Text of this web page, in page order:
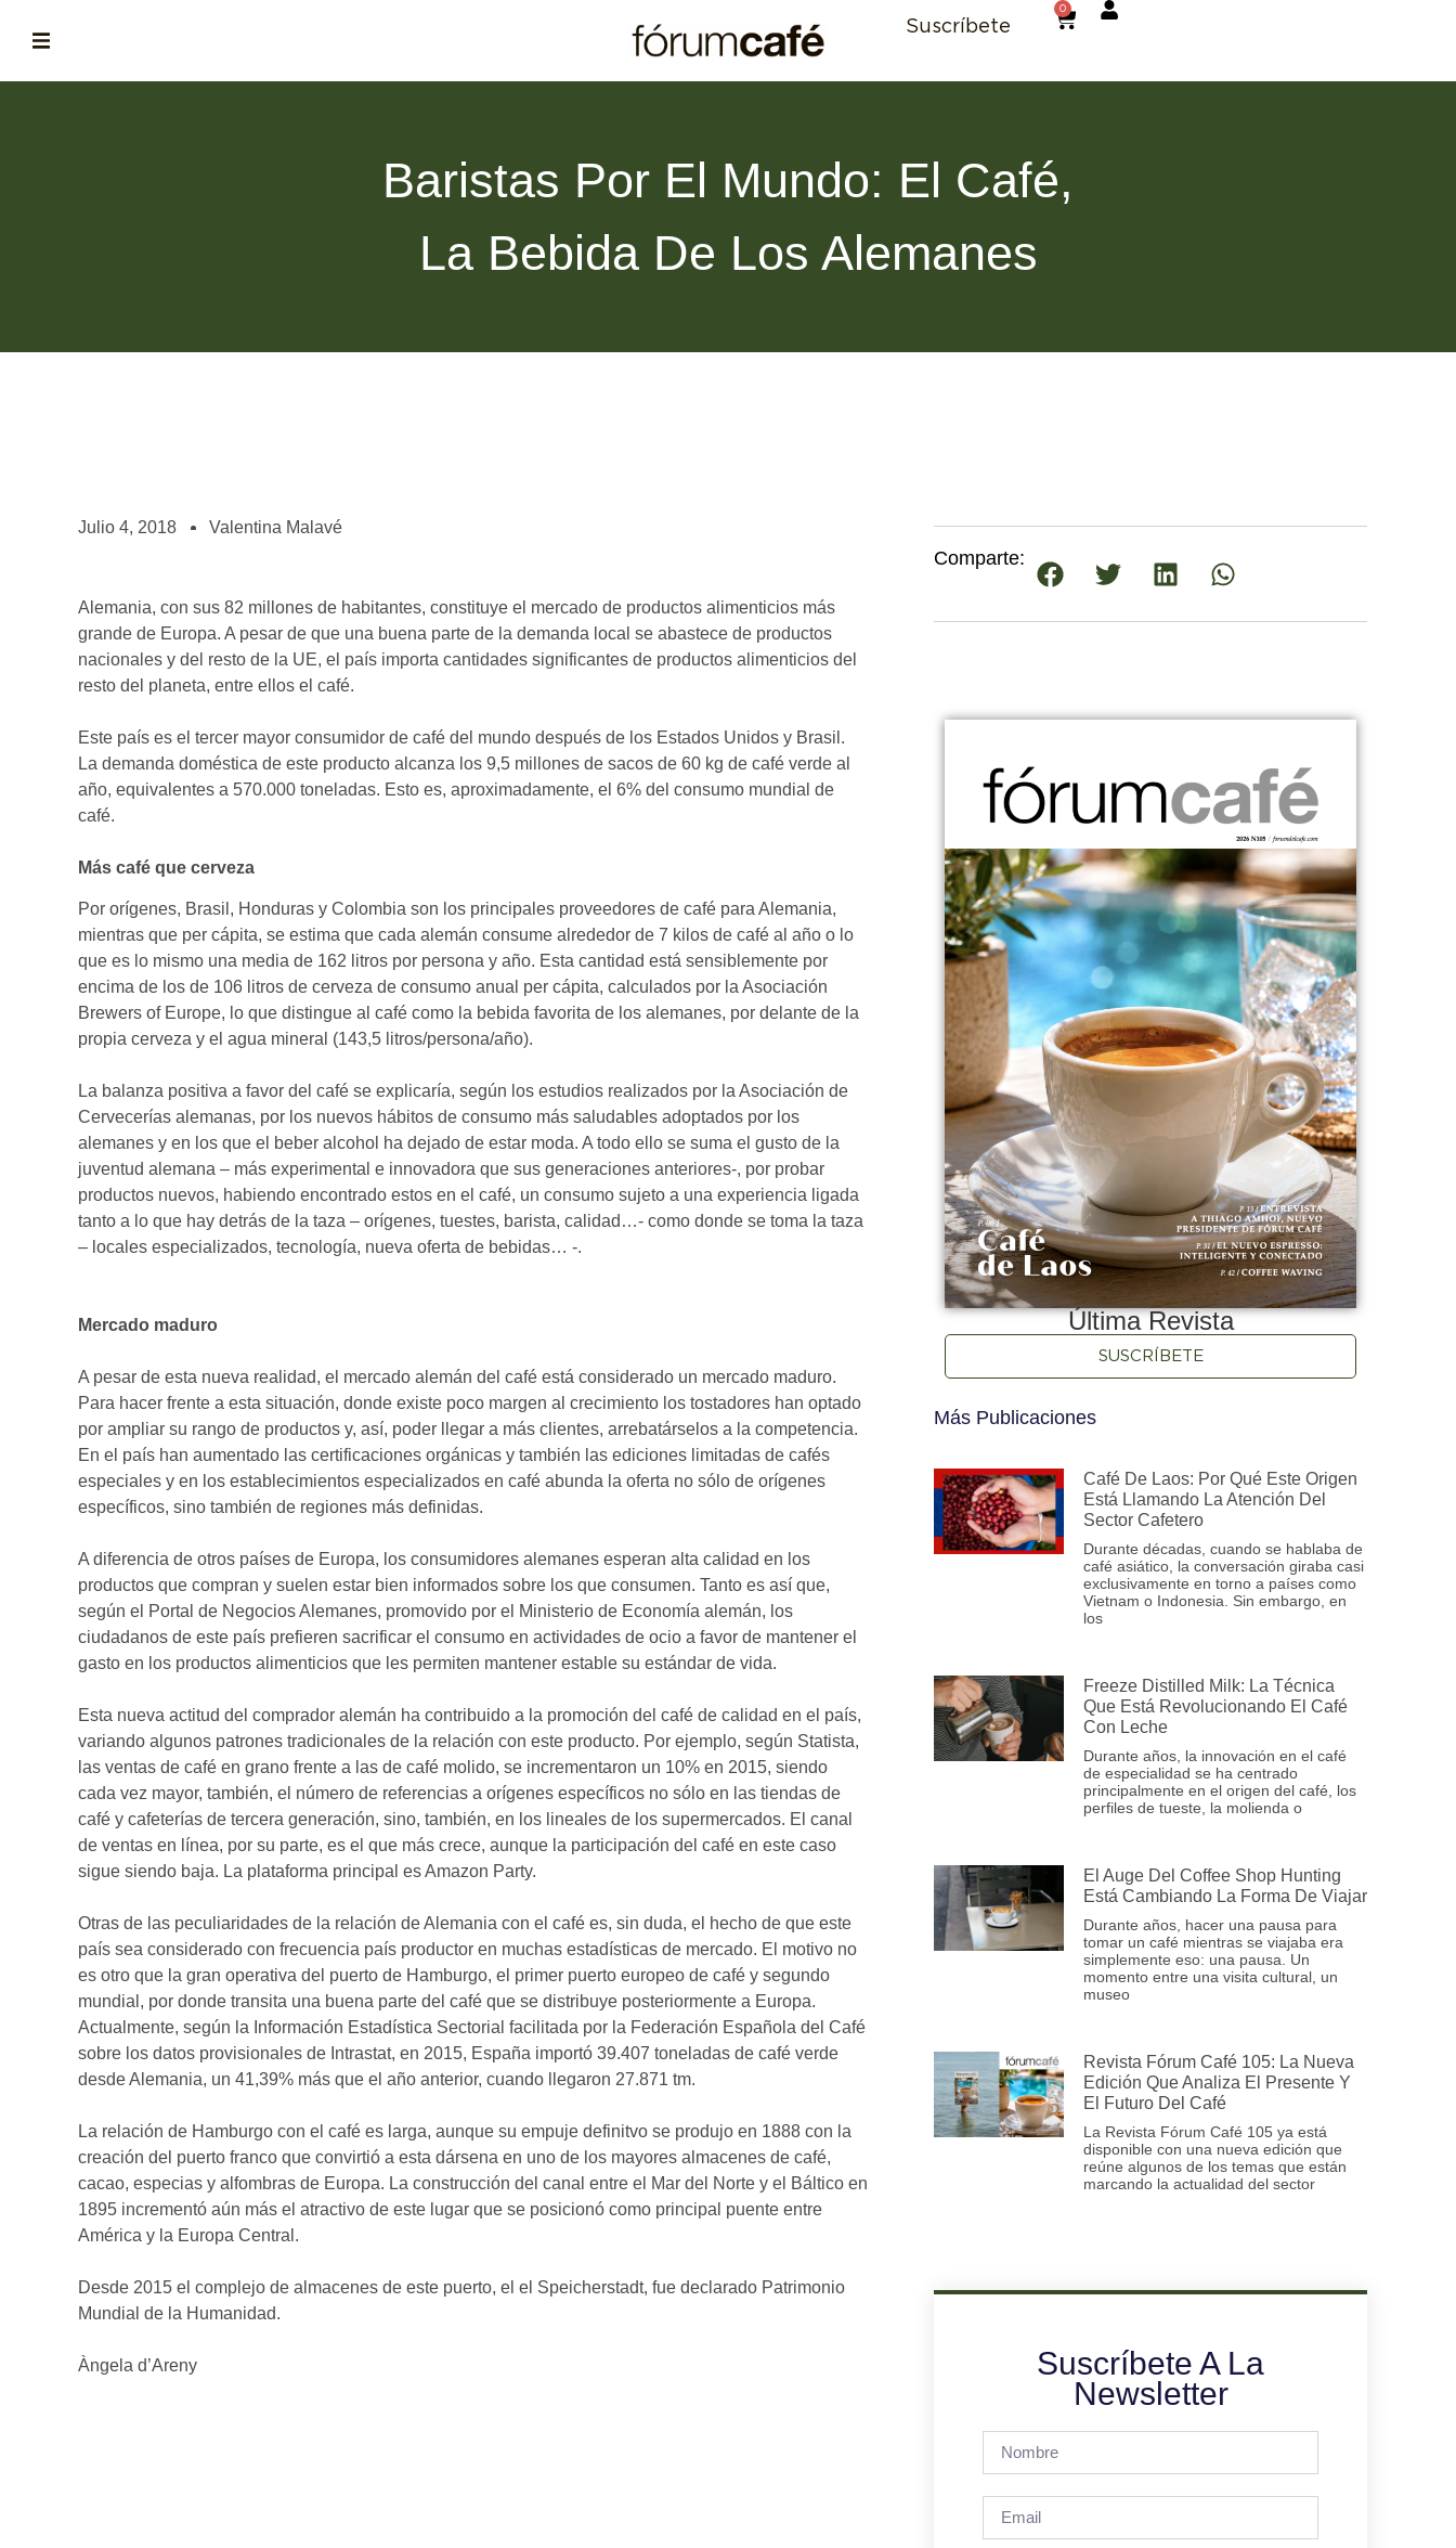
¡te imaginas vivir de tu pasión por el café?
Suscríbete
0
Baristas Por El Mundo: El Café,
La Bebida De Los Alemanes
Julio 4, 2018 Valentina Malavé
Alemania, con sus 82 millones de habitantes, constituye el mercado de productos alimenticios más
grande de Europa. A pesar de que una buena parte de la demanda local se abastece de productos
nacionales y del resto de la UE, el país importa cantidades significantes de productos alimenticios del
resto del planeta, entre ellos el café.
Este país es el tercer mayor consumidor de café del mundo después de los Estados Unidos y Brasil.
La demanda doméstica de este producto alcanza los 9,5 millones de sacos de 60 kg de café verde al
año, equivalentes a 570.000 toneladas. Esto es, aproximadamente, el 6% del consumo mundial de
café.
Más café que cerveza
Por orígenes, Brasil, Honduras y Colombia son los principales proveedores de café para Alemania,
mientras que per cápita, se estima que cada alemán consume alrededor de 7 kilos de café al año o lo
que es lo mismo una media de 162 litros por persona y año. Esta cantidad está sensiblemente por
encima de los de 106 litros de cerveza de consumo anual per cápita, calculados por la Asociación
Brewers of Europe, lo que distingue al café como la bebida favorita de los alemanes, por delante de la
propia cerveza y el agua mineral (143,5 litros/persona/año).
La balanza positiva a favor del café se explicaría, según los estudios realizados por la Asociación de
Cervecerías alemanas, por los nuevos hábitos de consumo más saludables adoptados por los
alemanes y en los que el beber alcohol ha dejado de estar moda. A todo ello se suma el gusto de la
juventud alemana – más experimental e innovadora que sus generaciones anteriores-, por probar
productos nuevos, habiendo encontrado estos en el café, un consumo sujeto a una experiencia ligada
tanto a lo que hay detrás de la taza – orígenes, tuestes, barista, calidad…- como donde se toma la taza
– locales especializados, tecnología, nueva oferta de bebidas… -.
Mercado maduro
A pesar de esta nueva realidad, el mercado alemán del café está considerado un mercado maduro.
Para hacer frente a esta situación, donde existe poco margen al crecimiento los tostadores han optado
por ampliar su rango de productos y, así, poder llegar a más clientes, arrebatárselos a la competencia.
En el país han aumentado las certificaciones orgánicas y también las ediciones limitadas de cafés
especiales y en los establecimientos especializados en café abunda la oferta no sólo de orígenes
específicos, sino también de regiones más definidas.
A diferencia de otros países de Europa, los consumidores alemanes esperan alta calidad en los
productos que compran y suelen estar bien informados sobre los que consumen. Tanto es así que,
según el Portal de Negocios Alemanes, promovido por el Ministerio de Economía alemán, los
ciudadanos de este país prefieren sacrificar el consumo en actividades de ocio a favor de mantener el
gasto en los productos alimenticios que les permiten mantener estable su estándar de vida.
Esta nueva actitud del comprador alemán ha contribuido a la promoción del café de calidad en el país,
variando algunos patrones tradicionales de la relación con este producto. Por ejemplo, según Statista,
las ventas de café en grano frente a las de café molido, se incrementaron un 10% en 2015, siendo
cada vez mayor, también, el número de referencias a orígenes específicos no sólo en las tiendas de
café y cafeterías de tercera generación, sino, también, en los lineales de los supermercados. El canal
de ventas en línea, por su parte, es el que más crece, aunque la participación del café en este caso
sigue siendo baja. La plataforma principal es Amazon Party.
Otras de las peculiaridades de la relación de Alemania con el café es, sin duda, el hecho de que este
país sea considerado con frecuencia país productor en muchas estadísticas de mercado. El motivo no
es otro que la gran operativa del puerto de Hamburgo, el primer puerto europeo de café y segundo
mundial, por donde transita una buena parte del café que se distribuye posteriormente a Europa.
Actualmente, según la Información Estadística Sectorial facilitada por la Federación Española del Café
sobre los datos provisionales de Intrastat, en 2015, España importó 39.407 toneladas de café verde
desde Alemania, un 41,39% más que el año anterior, cuando llegaron 27.871 tm.
La relación de Hamburgo con el café es larga, aunque su empuje definitvo se produjo en 1888 con la
creación del puerto franco que convirtió a esta dársena en uno de los mayores almacenes de café,
cacao, especias y alfombras de Europa. La construcción del canal entre el Mar del Norte y el Báltico en
1895 incrementó aún más el atractivo de este lugar que se posicionó como principal puente entre
América y la Europa Central.
Desde 2015 el complejo de almacenes de este puerto, el el Speicherstadt, fue declarado Patrimonio
Mundial de la Humanidad.
Àngela d’Areny
Comparte:
Última Revista
SUSCRÍBETE
Más Publicaciones
Café De Laos: Por Qué Este Origen
Está Llamando La Atención Del
Sector Cafetero
Durante décadas, cuando se hablaba de
café asiático, la conversación giraba casi
exclusivamente en torno a países como
Vietnam o Indonesia. Sin embargo, en
los
Freeze Distilled Milk: La Técnica
Que Está Revolucionando El Café
Con Leche
Durante años, la innovación en el café
de especialidad se ha centrado
principalmente en el origen del café, los
perfiles de tueste, la molienda o
El Auge Del Coffee Shop Hunting
Está Cambiando La Forma De Viajar
Durante años, hacer una pausa para
tomar un café mientras se viajaba era
simplemente eso: una pausa. Un
momento entre una visita cultural, un
museo
Revista Fórum Café 105: La Nueva
Edición Que Analiza El Presente Y
El Futuro Del Café
La Revista Fórum Café 105 ya está
disponible con una nueva edición que
reúne algunos de los temas que están
marcando la actualidad del sector
Suscríbete A La
Newsletter